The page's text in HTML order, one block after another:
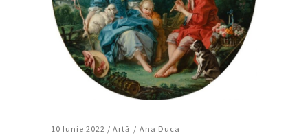
10 Iunie 2022 / Artǎ Ana Duca